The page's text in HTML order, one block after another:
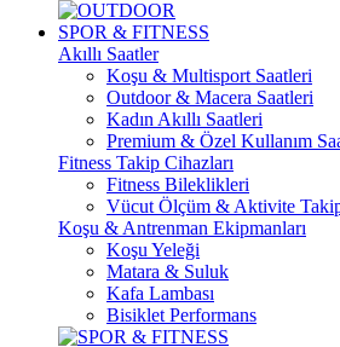
SPOR & FITNESS
Akıllı Saatler
Koşu & Multisport Saatleri
Outdoor & Macera Saatleri
Kadın Akıllı Saatleri
Premium & Özel Kullanım
Fitness Takip Cihazları
Fitness Bileklikleri
Vücut Ölçüm & Aktivite
Koşu & Antrenman Ekipmanları
Koşu Yeleği
Matara & Suluk
Kafa Lambası
Bisiklet Performans